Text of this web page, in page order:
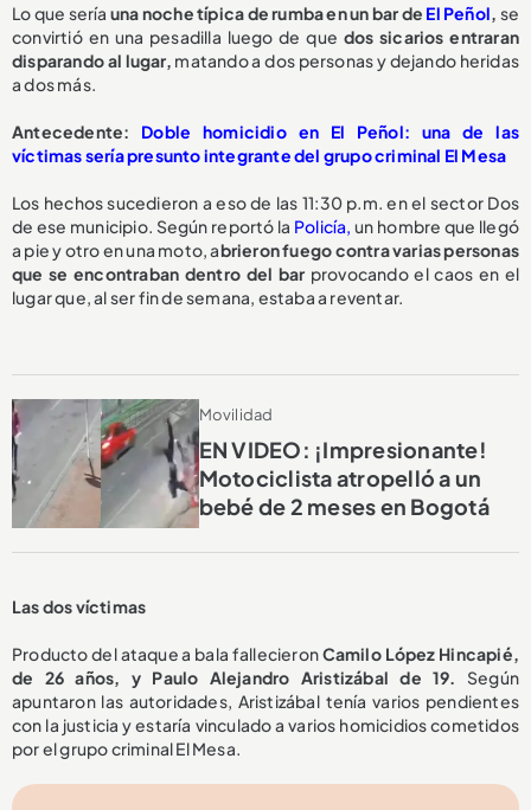
Lo que sería una noche típica de rumba en un bar de El Peñol, se
convirtió en una pesadilla luego de que dos sicarios entraran
disparando al lugar, matando a dos personas y dejando heridas
a dos más.
Antecedente: Doble homicidio en El Peñol: una de las
víctimas sería presunto integrante del grupo criminal El Mesa
Los hechos sucedieron a eso de las 11:30 p.m. en el sector Dos
de ese municipio. Según reportó la Policía,un hombre que llegó
a pie y otro en una moto, abrieron fuego contra varias personas
que se encontraban dentro del bar provocando el caos en el
lugar que, al ser fin de semana, estaba a reventar.
Movilidad
EN VIDEO: ¡Impresionante!
Motociclista atropelló a un
bebé de 2 meses en Bogotá
Las dos víctimas
Producto del ataque a bala fallecieronCamilo López Hincapié,
de 26 años, y Paulo Alejandro Aristizábal de 19.
Según
apuntaron las autoridades, Aristizábal tenía varios pendientes
con la justicia y estaría vinculado a varios homicidios cometidos
por el grupo criminal El Mesa.